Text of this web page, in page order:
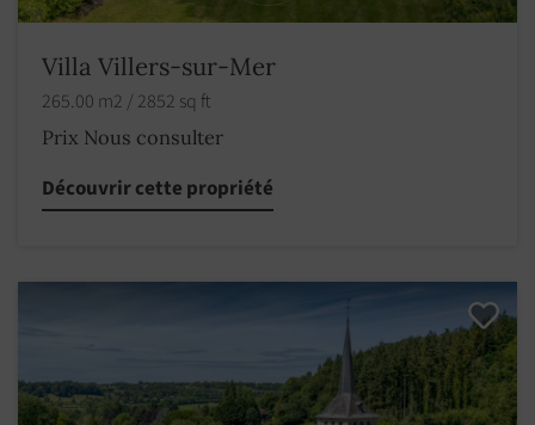
Villa Villers-sur-Mer
265.00 m2 / 2852 sq ft
Prix Nous consulter
Découvrir cette propriété